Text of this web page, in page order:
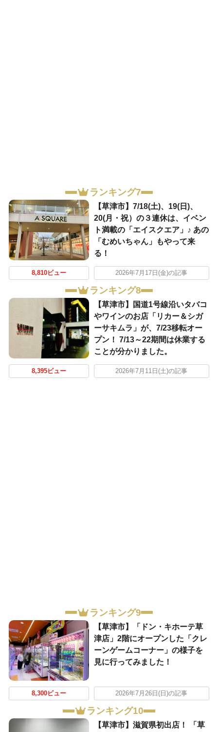
ランキング7
【草津市】7/18(土)、19(日)、
20(月・祝）の３連休は、イベン
ト満載の「エイスクエア」♪ あの
「むめいちゃん」もやって来
る！
8,810ビュー 2026年7月17日(金)の記事
ランキング8
【草津市】国道1号線沿いタバコ
やワインのお店「リカー＆シガ
ーサキムラ」が、7/23移転オー
プン！ 7/13～22期間は休業する
ことが分かりました。
8,395ビュー 2026年7月11日(土)の記事
ランキング9
【草津市】「ドン・キホーテ草
津店」2階にオープンした「クレ
ーンゲームコーナー」の様子を
見に行ってみました！
8,300ビュー 2026年7月26日(日)の記事
ランキング10
【草津市】滋賀県初出店！ 「草